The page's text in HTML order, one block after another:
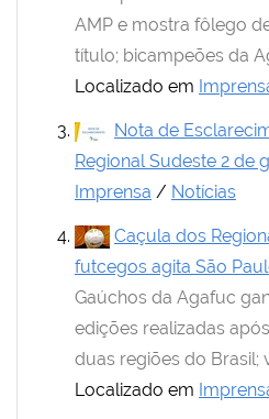
AMP e mostra fôlego
título; bicampeões da
Localizado em
Nota de
Regional Sudeste 2 de
Imprensa / Notícias
Caçula dos
futcegos agita São
Gaúchos da Agafuc
edições realizadas
duas regiões do Brasil;
Localizado em